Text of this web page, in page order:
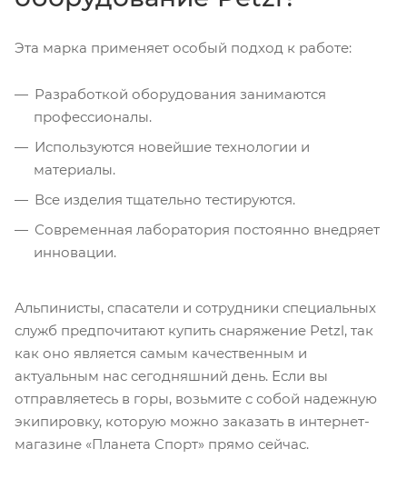
Эта марка применяет особый подход к работе:
Разработкой оборудования занимаются
профессионалы.
Используются новейшие технологии и
материалы.
Все изделия тщательно тестируются.
Современная лаборатория постоянно внедряет
инновации.
Альпинисты, спасатели и сотрудники специальных
служб предпочитают купить снаряжение Petzl, так
как оно является самым качественным и
актуальным нас сегодняшний день. Если вы
отправляетесь в горы, возьмите с собой надежную
экипировку, которую можно заказать в интернет-
магазине «Планета Спорт» прямо сейчас.